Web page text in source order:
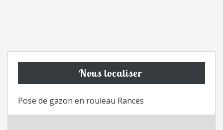
Nous localiser
Pose de gazon en rouleau Rances